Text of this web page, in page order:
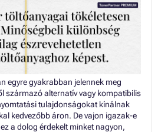
egyre gyakrabban jelennek meg
származó alternatív vagy kompatibilis
tulajdonságokat kínálnak
kedvezőbb áron. De vajon igazak-e
a dolog érdekelt minket nagyon,